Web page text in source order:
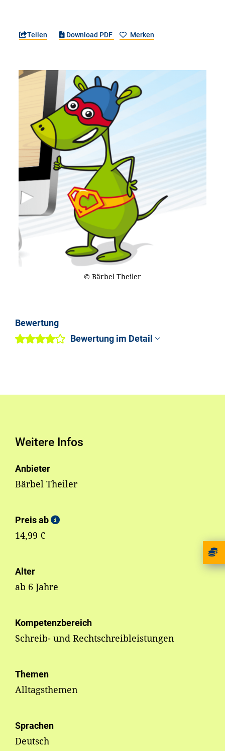
Teilen Download PDF Merken
© Bärbel Theiler
Bewertung
Bewertung im Detail
Weitere Infos
Anbieter
Bärbel Theiler
Preis ab
14,99 €
Alter
ab 6 Jahre
Kompetenzbereich
Schreib- und Rechtschreibleistungen
Themen
Alltagsthemen
Sprachen
Deutsch